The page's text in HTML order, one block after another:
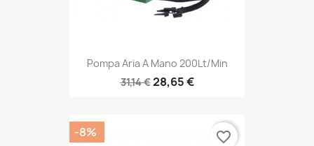
Pompa Aria A Mano 200Lt/min
31,14 €28,65 €
-8% favorite_border